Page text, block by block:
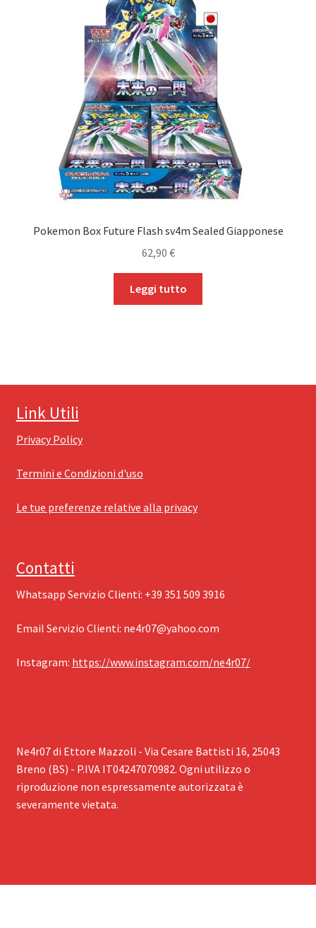
Pokemon Box Future Flash sv4m Sealed Giapponese
62,90 €
Leggi tutto
Link Utili
Privacy Policy
Termini e Condizioni d'uso
Le tue preferenze relative alla privacy
Contatti
Whatsapp Servizio Clienti: ‪+39 351 509 3916
Email Servizio Clienti: ‪ ne4r07@yahoo.com
Instagram: ‪ https://www.instagram.com/ne4r07/
Ne4r07 di Ettore Mazzoli - Via Cesare Battisti 16, 25043
Breno (BS) - P.IVA IT04247070982. Ogni utilizzo o
riproduzione non espressamente autorizzata è
severamente vietata.